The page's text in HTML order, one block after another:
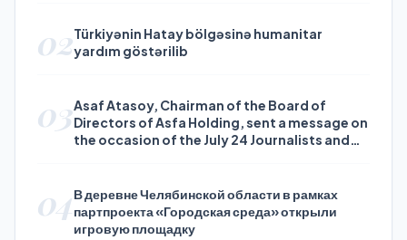
02Türkiyənin Hatay bölgəsinə humanitar
yardım göstərilib
03Asaf Atasoy, Chairman of the Board of
Directors of Asfa Holding, sent a message on
the occasion of the July 24 Journalists and
04В деревне Челябинской области в рамках
партпроекта «Городская среда» открыли
игровую площадку